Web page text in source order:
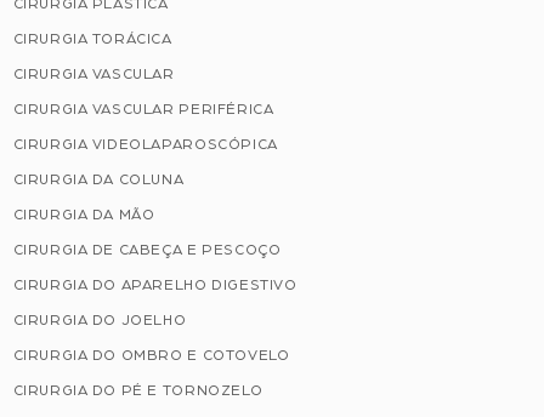
CIRURGIA PLÁSTICA
CIRURGIA TORÁCICA
CIRURGIA VASCULAR
CIRURGIA VASCULAR PERIFÉRICA
CIRURGIA VIDEOLAPAROSCÓPICA
CIRURGIA DA COLUNA
CIRURGIA DA MÃO
CIRURGIA DE CABEÇA E PESCOÇO
CIRURGIA DO APARELHO DIGESTIVO
CIRURGIA DO JOELHO
CIRURGIA DO OMBRO E COTOVELO
CIRURGIA DO PÉ E TORNOZELO